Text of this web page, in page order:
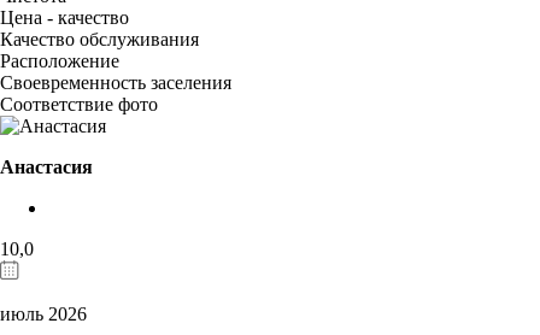
Цена - качество
Качество обслуживания
Расположение
Своевременность заселения
Соответствие фото
Анастасия
10,0
июль 2026